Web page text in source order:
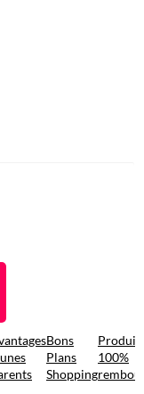
Bons
Plans
Shopping
Produit
100%